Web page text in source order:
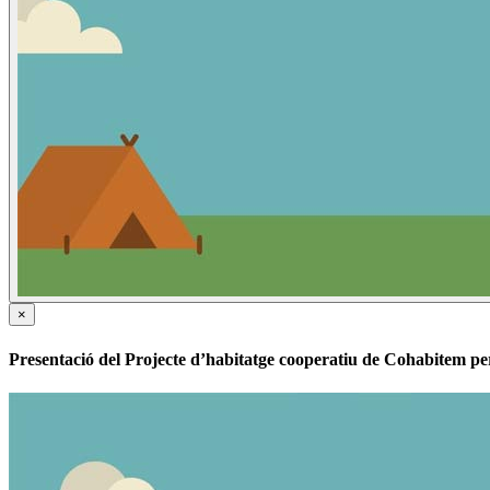
×
Presentació del Projecte d’habitatge cooperatiu de Cohabitem